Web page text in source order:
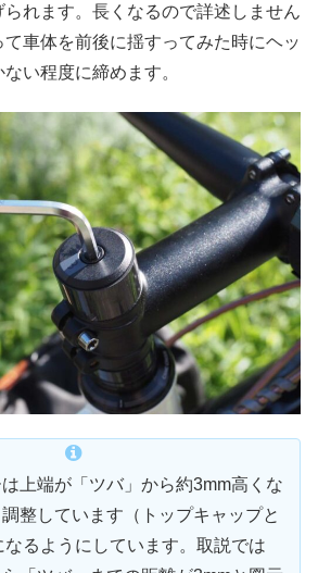
れます。長くなるので詳述しません
車体を前後に揺すってみた時にヘッ
い程度に締めます。
上端が「ツバ」から約3mm高くな
整しています（トップキャップと
るようにしています。取説では